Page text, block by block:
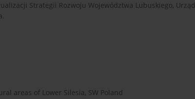
Strategii Rozwoju Województwa Lubuskiego, Urząd
areas of Lower Silesia, SW Poland